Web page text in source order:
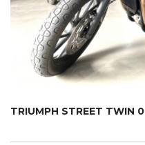
TRIUMPH STREET TWIN 0